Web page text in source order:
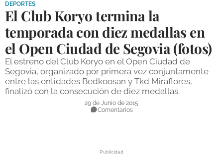
DEPORTES
COMPETICIONES
DEPORTE BASE
OPINIÓN
VENTANA CIUDADANA
DEPORTES
El Club Koryo termina la
temporada con diez medallas en
el Open Ciudad de Segovia (fotos)
El estreno del Club Koryo en el Open Ciudad de
Segovia, organizado por primera vez conjuntamente
entre las entidades Bedkoosan y Tkd Miraflores,
finalizó con la consecución de diez medallas
29 de Junio de 2015
Comentarios